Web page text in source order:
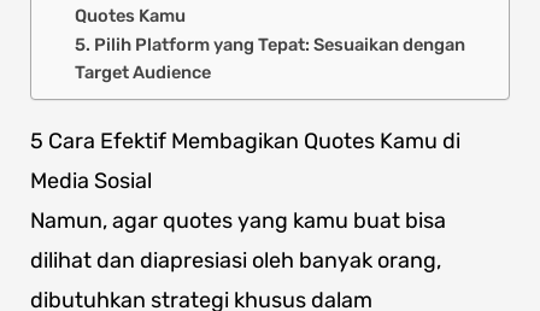
Quotes Kamu
5. Pilih Platform yang Tepat: Sesuaikan dengan
Target Audience
5 Cara Efektif Membagikan Quotes Kamu di
Media Sosial
Namun, agar quotes yang kamu buat bisa
dilihat dan diapresiasi oleh banyak orang,
dibutuhkan strategi khusus dalam